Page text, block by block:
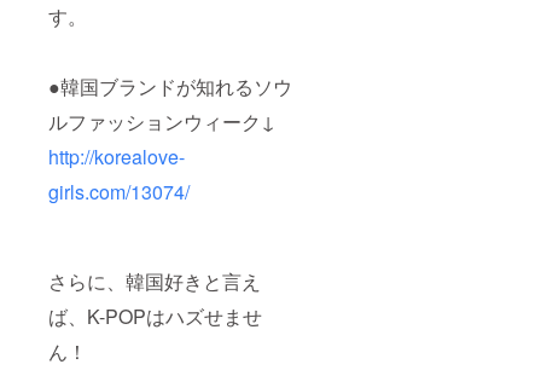
す。
●韓国ブランドが知れるソウ
ルファッションウィーク↓
http://korealove-
girls.com/13074/
さらに、韓国好きと言え
ば、K-POPはハズせませ
ん！